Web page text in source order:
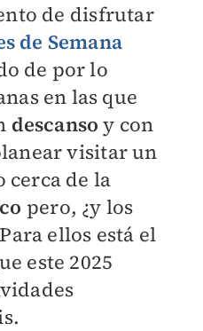
de disfrutar
de Semana
de por lo
en las que
descansoy con
visitar un
de la
pero, ¿y los
ellos está el
este 2025